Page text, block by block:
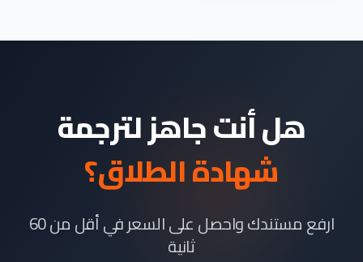
هل أنت جاهز لترجمة
شهادة الطلاق؟
ارفع مستندك واحصل على السعر في أقل من 60
ثانية